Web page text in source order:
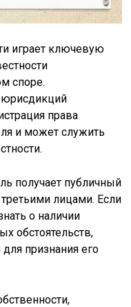
играет ключевую
споре.
юрисдикций
права
и может служить
получает публичный
лицами. Если
о наличии
обстоятельств,
для признания его